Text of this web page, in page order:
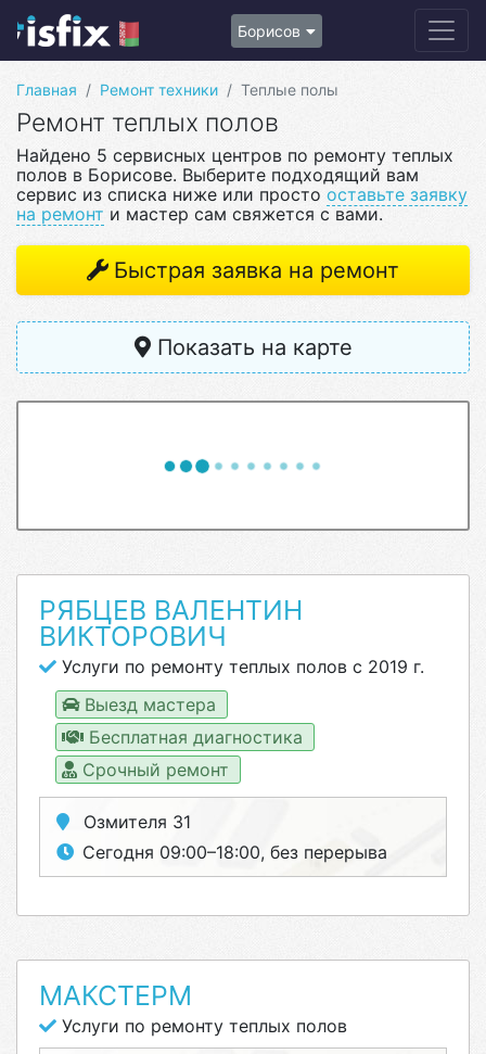
Борисов
Главная Ремонт техники Теплые полы
Ремонт теплых полов
Найдено 5 сервисных центров по ремонту теплых
полов в Борисове. Выберите подходящий вам
сервис из списка ниже или просто оставьте заявку
на ремонт и мастер сам свяжется с вами.
Быстрая заявка на ремонт
Показать на карте
РЯБЦЕВ ВАЛЕНТИН
ВИКТОРОВИЧ
Услуги по ремонту теплых полов с 2019 г.
Выезд мастера
Бесплатная диагностика
Срочный ремонт
Озмителя 31
Сегодня 09:00–18:00, без перерыва
МАКСТЕРМ
Услуги по ремонту теплых полов